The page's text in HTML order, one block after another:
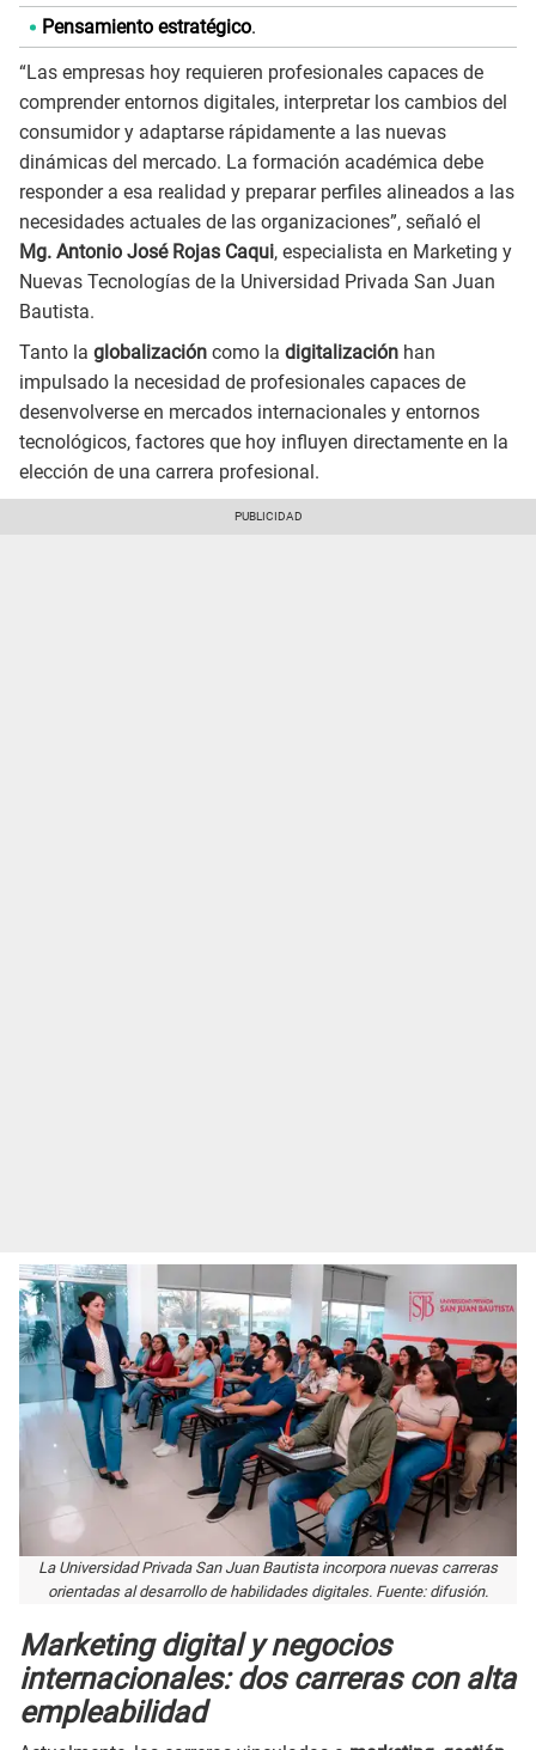
Pensamiento estratégico.
“Las empresas hoy requieren profesionales capaces de
comprender entornos digitales, interpretar los cambios del
consumidor y adaptarse rápidamente a las nuevas
dinámicas del mercado. La formación académica debe
responder a esa realidad y preparar perfiles alineados a las
necesidades actuales de las organizaciones”, señaló el
Mg. Antonio José Rojas Caqui, especialista en Marketing y
Nuevas Tecnologías de la Universidad Privada San Juan
Bautista.
Tanto la globalización como la digitalización han
impulsado la necesidad de profesionales capaces de
desenvolverse en mercados internacionales y entornos
tecnológicos, factores que hoy influyen directamente en la
elección de una carrera profesional.
La Universidad Privada San Juan Bautista incorpora nuevas carreras
orientadas al desarrollo de habilidades digitales. Fuente: difusión.
Marketing digital y negocios
internacionales: dos carreras con alta
empleabilidad